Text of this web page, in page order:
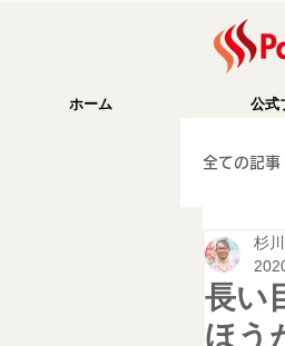
ホーム 公式
全ての記事
成功
長い
ほう
杉